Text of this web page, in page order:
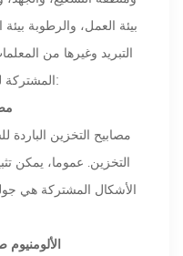
بيئة العمل، والرطوبة
التبريد وغيرها من
المشتركة لمصابيح التخزين الباردة هي كما يلي:
مصابيح التخزين الباردة
2،